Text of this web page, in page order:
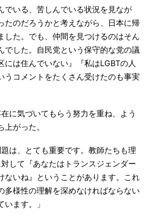
でいる、苦しんでいる状況を見なが
たのだろうかと考えながら、日本に帰
した。でも、仲間を見つけるのはそん
でした。自民党という保守的な党の議
には住んでいない』『私はLGBTの人
うコメントをたくさん受けたのも事実
に気づいてもらう努力を重ね、よう
がった。
は、とても重要です。教師たちも理
して『あなたはトランスジェンダー
ないね』ということがあります。これ
多様性の理解を深めなければならない
ます。」